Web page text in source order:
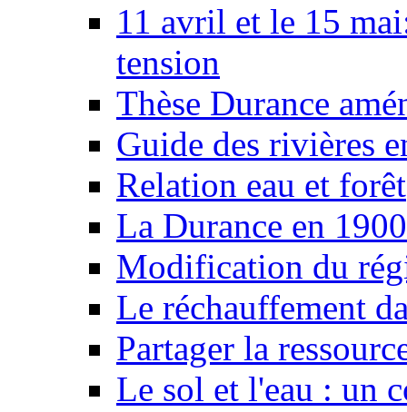
11 avril et le 15
tension
Thèse Durance
Guide des rivières
Relation eau et forêt
La Durance en 1900
Modification du
Le réchauffement
Partager la
Le sol et l'eau : un